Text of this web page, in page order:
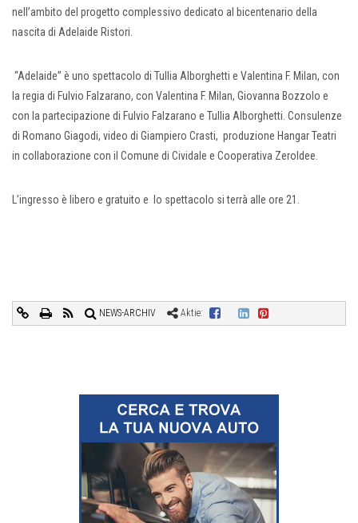
nell’ambito del progetto complessivo dedicato al bicentenario della
nascita di Adelaide Ristori.
“Adelaide” è uno spettacolo di Tullia Alborghetti e Valentina F. Milan, con
la regia di Fulvio Falzarano, con Valentina F. Milan, Giovanna Bozzolo e
con la partecipazione di Fulvio Falzarano e Tullia Alborghetti. Consulenze
di Romano Giagodi, video di Giampiero Crasti, produzione Hangar Teatri
in collaborazione con il Comune di Cividale e Cooperativa ZeroIdee.
L’ingresso è libero e gratuito e lo spettacolo si terrà alle ore 21.
NEWS-ARCHIV Aktie: